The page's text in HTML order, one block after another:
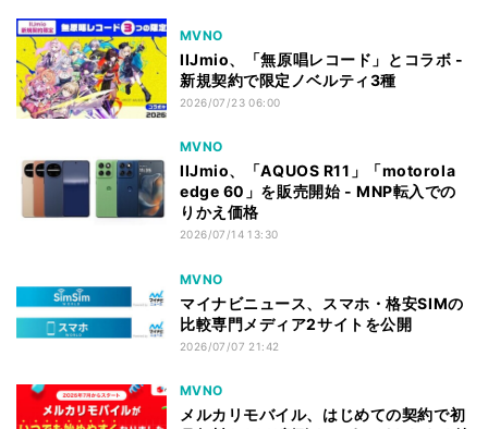
MVNO
IIJmio、「無原唱レコード」とコラボ -
新規契約で限定ノベルティ3種
2026/07/23 06:00
MVNO
IIJmio、「AQUOS R11」「motorola
edge 60」を販売開始 - MNP転入での
りかえ価格
2026/07/14 13:30
MVNO
マイナビニュース、スマホ・格安SIMの
比較専門メディア2サイトを公開
2026/07/07 21:42
MVNO
メルカリモバイル、はじめての契約で初